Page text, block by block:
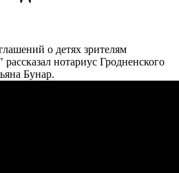
о детях зрителям
нотариус Гродненского
Бунар.